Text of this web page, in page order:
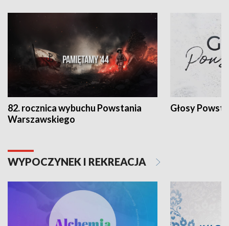
82. rocznica wybuchu Powstania
Warszawskiego
Głosy
WYPOCZYNEK I REKREACJA